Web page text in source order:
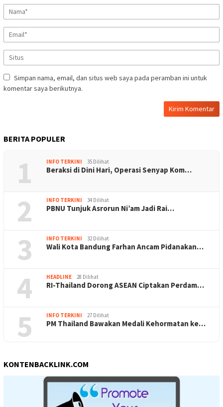
Simpan nama, email, dan situs web saya pada peramban ini untuk
komentar saya berikutnya.
BERITA POPULER
1 INFO TERKINI 35 Dilihat
Beraksi di Dini Hari, Operasi Senyap Kom…
2 INFO TERKINI 34 Dilihat
PBNU Tunjuk Asrorun Ni’am Jadi Rai…
3 INFO TERKINI 32 Dilihat
Wali Kota Bandung Farhan Ancam Pidanakan…
4 HEADLINE 28 Dilihat
RI-Thailand Dorong ASEAN Ciptakan Perdam…
5 INFO TERKINI 27 Dilihat
PM Thailand Bawakan Medali Kehormatan ke…
KONTENBACKLINK.COM